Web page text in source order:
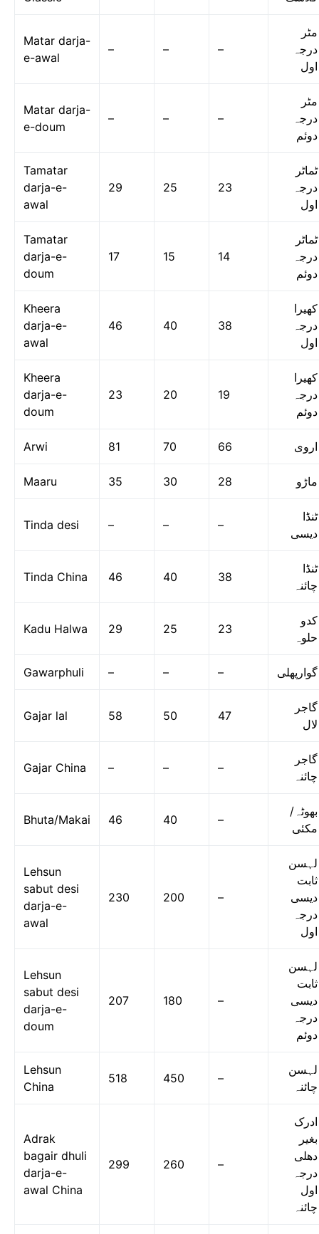
Matar darja-
e-awal
– – –
مٹر
درجہ
اول
Matar darja-
e-doum
– – –
مٹر
درجہ
دوئم
Tamatar
darja-e-
awal
29 25 23
ٹماٹر
درجہ
اول
Tamatar
darja-e-
doum
17 15 14
ٹماٹر
درجہ
دوئم
Kheera
darja-e-
awal
46 40 38
کھیرا
درجہ
اول
Kheera
darja-e-
doum
23 20 19
کھیرا
درجہ
دوئم
Arwi 81 70 66 اروی
Maaru 35 30 28 ماڑو
Tinda desi – – –
ٹنڈا
دیسی
Tinda China 46 40 38
ٹنڈا
چائنہ
Kadu Halwa 29 25 23
کدو
حلوہ
Gawarphuli – – – گوارپھلی
Gajar lal 58 50 47
گاجر
لال
Gajar China – – –
گاجر
چائنہ
Bhuta/Makai 46 40 –
بھوٹہ/
مکئی
Lehsun
sabut desi
darja-e-
awal
230 200 –
لہسن
ثابت
دیسی
درجہ
اول
Lehsun
sabut desi
darja-e-
doum
207 180 –
لہسن
ثابت
دیسی
درجہ
دوئم
Lehsun
China
518 450 –
لہسن
چائنہ
Adrak
bagair dhuli
darja-e-
awal China
299 260 –
ادرک
بغیر
دھلی
درجہ
اول
چائنہ